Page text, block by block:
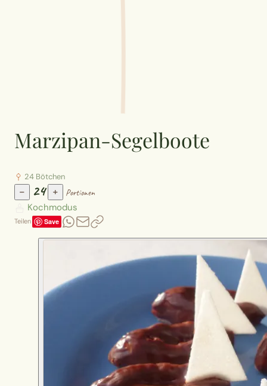
Marzipan-Segelboote
24 Bötchen
− 24 + Portionen
Kochmodus
Teilen Save